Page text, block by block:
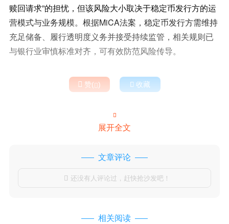
赎回请求”的担忧，但该风险大小取决于稳定币发行方的运
营模式与业务规模。根据MiCA法案，稳定币发行方需维持
充足储备、履行透明度义务并接受持续监管，相关规则已
与银行业审慎标准对齐，可有效防范风险传导。
 赞()  收藏

展开全文
文章评论
 还没有人评论过，赶快抢沙发吧！
相关阅读